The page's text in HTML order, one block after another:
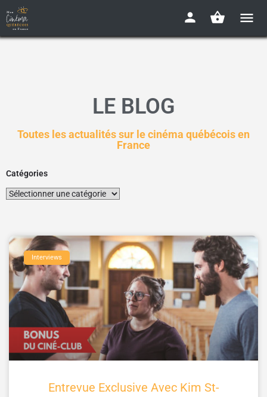
LE BLOG
Toutes les actualités sur le cinéma québécois en
France
Catégories
Interviews
Entrevue Exclusive Avec Kim St-